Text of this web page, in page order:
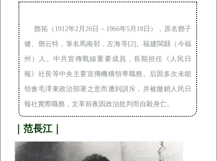
鄧拓（1912年2月26日－1966年5月18日），原名鄧子
健、鄧云特，筆名馬南邨，左海等[2]。福建閩縣（今福
州）人。中共宣傳戰線重要成員，長期担任《人民日
報》社長等中央主要宣傳機構領導職務。后因多次未能
領會毛澤東政治部署之意而遭到訓斥，并被撤銷人民日
報社實際職務，文革前夜因政治批判而自殺身亡。
｜范長江｜